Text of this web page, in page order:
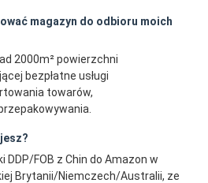
magazyn do odbioru moich
2000m² powierzchni
bezpłatne usługi
towarów,
DDP/FOB z Chin do Amazon w
Brytanii/Niemczech/Australii, ze